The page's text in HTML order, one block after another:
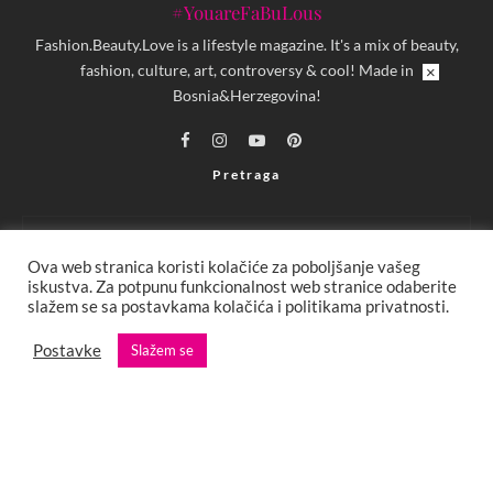
#YouareFaBuLous
Fashion.Beauty.Love is a lifestyle magazine. It's a mix of beauty,
fashion, culture, art, controversy & cool! Made in
Bosnia&Herzegovina!
Pretraga
Copyright © 2013 - 2025 FBL creative. Sva prava zadržana. Developed by:
XStreamThemes
Ova web stranica koristi kolačiće za poboljšanje vašeg
iskustva. Za potpunu funkcionalnost web stranice odaberite
slažem se sa postavkama kolačića i politikama privatnosti.
Postavke Slažem se
×